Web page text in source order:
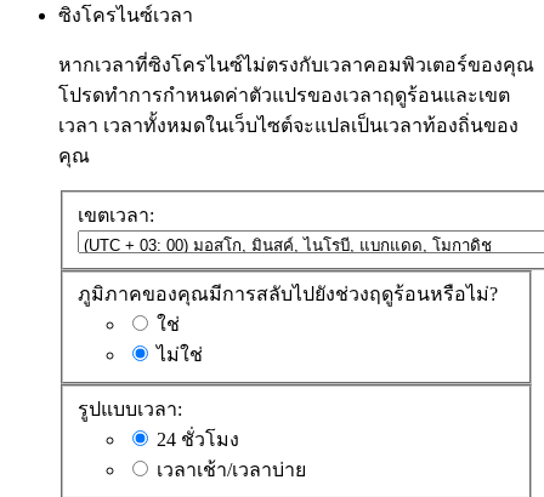
ซิงโครไนซ์เวลา
หากเวลาที่ซิงโครไนซ์ไม่ตรงกับเวลาคอมพิวเตอร์ของคุณ
โปรดทำการกำหนดค่าตัวแปรของเวลาฤดูร้อนและเขต
เวลา เวลาทั้งหมดในเว็บไซต์จะแปลเป็นเวลาท้องถิ่นของ
คุณ
เขตเวลา:
ภูมิภาคของคุณมีการสลับไปยังช่วงฤดูร้อนหรือไม่?
ใช่
ไม่ใช่
รูปแบบเวลา:
24 ชั่วโมง
เวลาเช้า/เวลาบ่าย